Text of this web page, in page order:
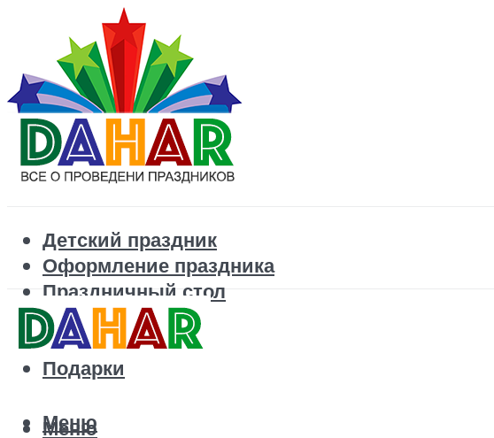
Детский праздник
Оформление праздника
Праздничный стол
Корпоратив
Поздравления
Подарки
Меню
Меню